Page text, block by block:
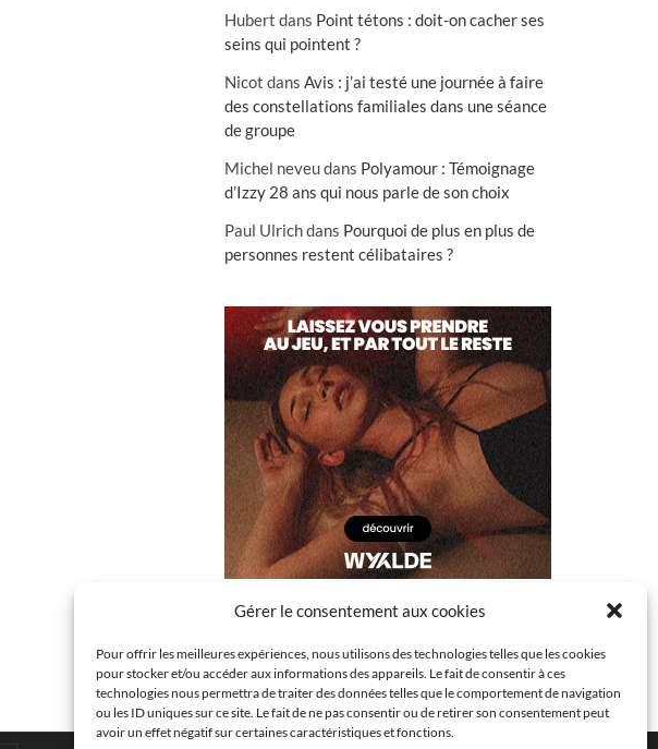
Gérer le consentement aux cookies
Pour offrir les meilleures expériences, nous utilisons des technologies telles que les cookies
pour stocker et/ou accéder aux informations des appareils. Le fait de consentir à ces
technologies nous permettra de traiter des données telles que le comportement de navigation
ou les ID uniques sur ce site. Le fait de ne pas consentir ou de retirer son consentement peut
avoir un effet négatif sur certaines caractéristiques et fonctions.
Hubert dans Point tétons : doit-on cacher ses
seins qui pointent ?
Nicot dans Avis : j’ai testé une journée à faire
des constellations familiales dans une séance
de groupe
Michel neveudans Polyamour : Témoignage
d’Izzy 28 ans qui nous parle de son choix
Paul Ulrichdans Pourquoi de plus en plus de
personnes restent célibataires ?